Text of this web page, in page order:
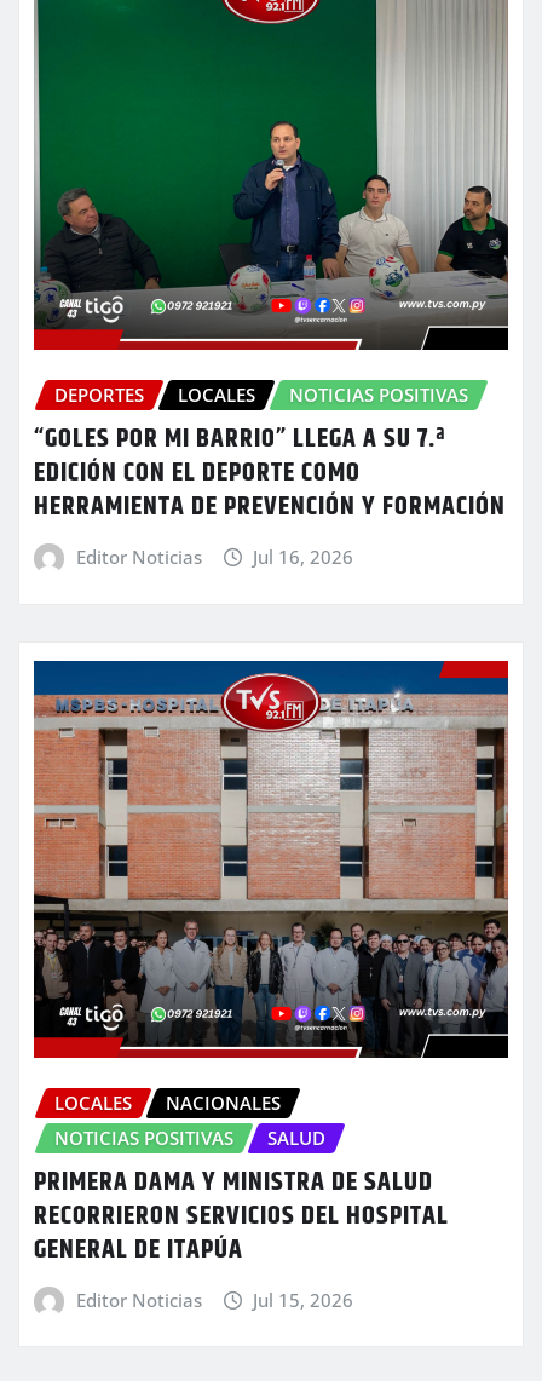
DEPORTES LOCALES NOTICIAS POSITIVAS
“GOLES POR MI BARRIO” LLEGA A SU 7.ª
EDICIÓN CON EL DEPORTE COMO
HERRAMIENTA DE PREVENCIÓN Y FORMACIÓN
Editor Noticias Jul 16, 2026
LOCALES
NACIONALES
NOTICIAS POSITIVAS
SALUD
PRIMERA DAMA Y MINISTRA DE SALUD
RECORRIERON SERVICIOS DEL HOSPITAL
GENERAL DE ITAPÚA
Editor Noticias Jul 15, 2026